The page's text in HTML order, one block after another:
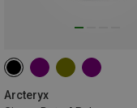
Arcteryx
XS S M